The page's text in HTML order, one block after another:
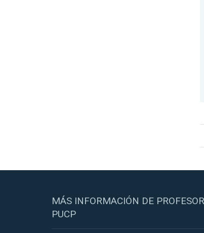
MÁS INFORMACIÓN DE
PUCP